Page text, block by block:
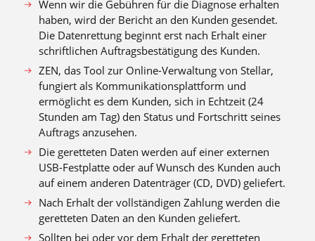
Wenn wir die Gebühren für die Diagnose erhalten
haben, wird der Bericht an den Kunden gesendet.
Die Datenrettung beginnt erst nach Erhalt einer
schriftlichen Auftragsbestätigung des Kunden.
ZEN, das Tool zur Online-Verwaltung von Stellar,
fungiert als Kommunikationsplattform und
ermöglicht es dem Kunden, sich in Echtzeit (24
Stunden am Tag) den Status und Fortschritt seines
Auftrags anzusehen.
Die geretteten Daten werden auf einer externen
USB-Festplatte oder auf Wunsch des Kunden auch
auf einem anderen Datenträger (CD, DVD) geliefert.
Nach Erhalt der vollständigen Zahlung werden die
geretteten Daten an den Kunden geliefert.
Sollten bei oder vor dem Erhalt der geretteten